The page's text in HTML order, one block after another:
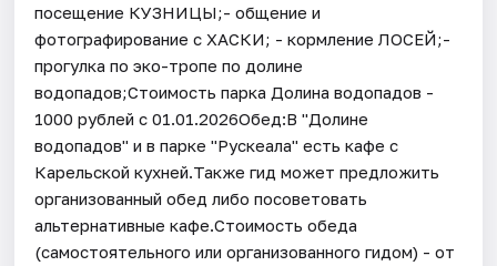
посещение КУЗНИЦЫ;- общение и
фотографирование с ХАСКИ; - кормление ЛОСЕЙ;-
прогулка по эко-тропе по долине
водопадов;Стоимость парка Долина водопадов -
1000 рублей с 01.01.2026Обед:В "Долине
водопадов" и в парке "Рускеала" есть кафе с
Карельской кухней.Также гид может предложить
организованный обед либо посоветовать
альтернативные кафе.Стоимость обеда
(самостоятельного или организованного гидом) - от